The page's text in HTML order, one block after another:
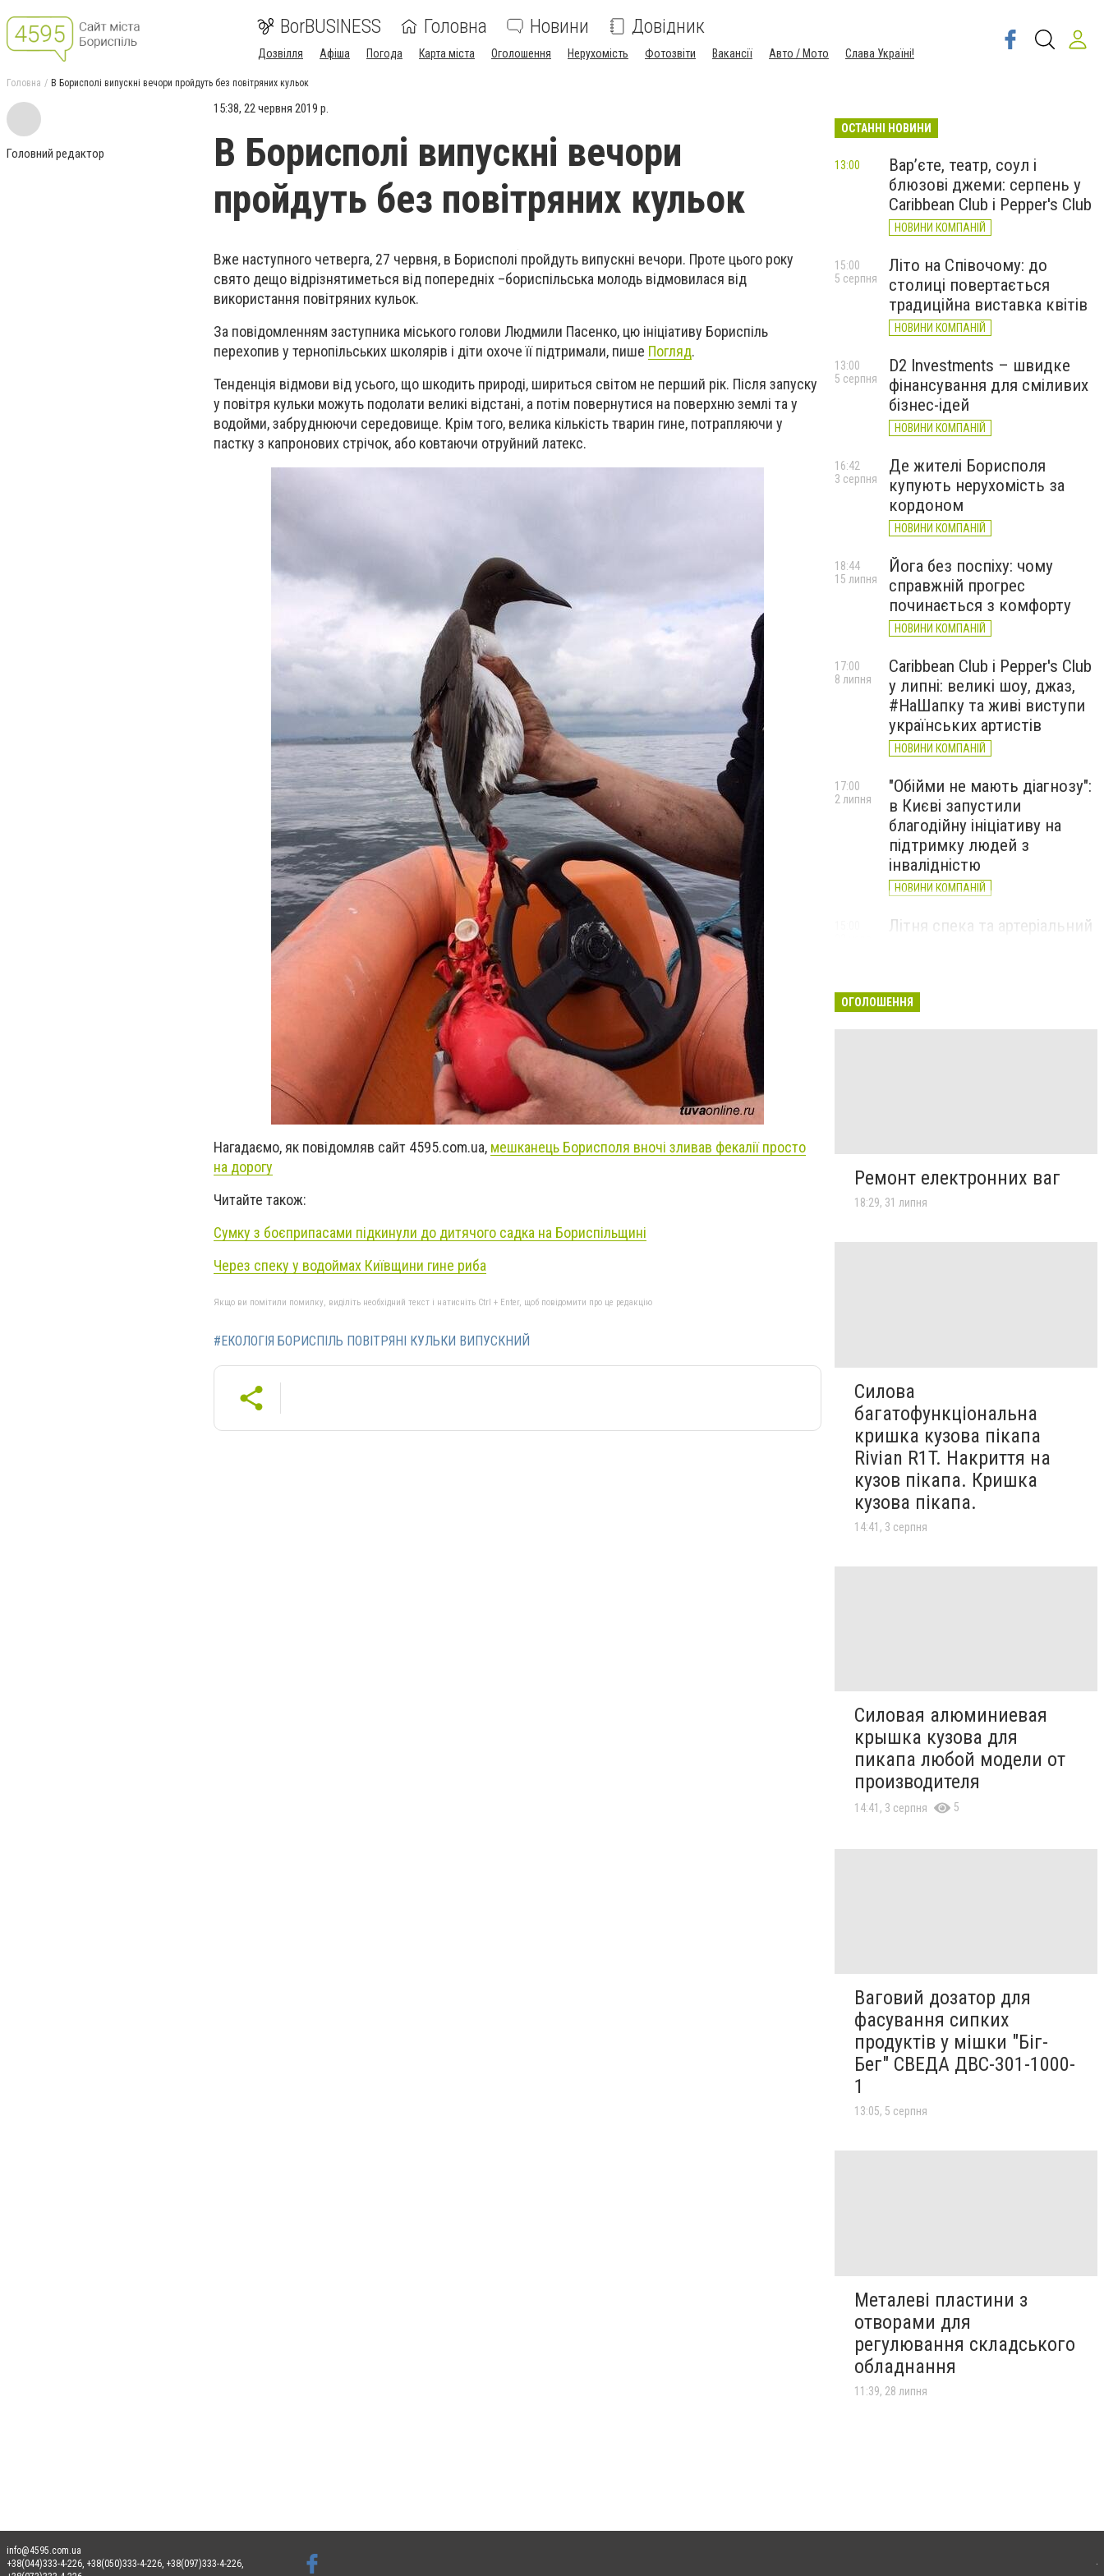
BorBUSINESS Головна Новини Довідник
Дозвілля Афіша Погода Карта міста Оголошення Нерухомість Фотозвіти Вакансії Авто / Мото Слава Україні!
Головна В Борисполі випускні вечори пройдуть без повітряних кульок
Головний редактор
15:38, 22 червня 2019 р.
В Борисполі випускні вечори
пройдуть без повітряних кульок
Вже наступного четверга, 27 червня, в Борисполі пройдуть випускні вечори. Проте цього року
свято дещо відрізнятиметься від попередніх –бориспільська молодь відмовилася від
використання повітряних кульок.
За повідомленням заступника міського голови Людмили Пасенко, цю ініціативу Бориспіль
перехопив у тернопільських школярів і діти охоче її підтримали, пише Погляд.
Тенденція відмови від усього, що шкодить природі, шириться світом не перший рік. Після запуску
у повітря кульки можуть подолати великі відстані, а потім повернутися на поверхню землі та у
водойми, забруднюючи середовище. Крім того, велика кількість тварин гине, потрапляючи у
пастку з капронових стрічок, або ковтаючи отруйний латекс.
Нагадаємо, як повідомляв сайт 4595.com.ua, мешканець Борисполя вночі зливав фекалії просто
на дорогу
Читайте також:
Сумку з боєприпасами підкинули до дитячого садка на Бориспільщині
Через спеку у водоймах Київщини гине риба
Якщо ви помітили помилку, виділіть необхідний текст і натисніть Ctrl + Enter, щоб повідомити про це редакцію
#ЕКОЛОГІЯ БОРИСПІЛЬ ПОВІТРЯНІ КУЛЬКИ ВИПУСКНИЙ
ОСТАННІ НОВИНИ
Вар’єте, театр, соул і
блюзові джеми: серпень у
Caribbean Club і Pepper's Club
НОВИНИ КОМПАНІЙ
13:00
Літо на Співочому: до
столиці повертається
традиційна виставка квітів
НОВИНИ КОМПАНІЙ
15:00
5 серпня
D2 Investments – швидке
фінансування для сміливих
бізнес-ідей
НОВИНИ КОМПАНІЙ
13:00
5 серпня
Де жителі Борисполя
купують нерухомість за
кордоном
НОВИНИ КОМПАНІЙ
16:42
3 серпня
Йога без поспіху: чому
справжній прогрес
починається з комфорту
НОВИНИ КОМПАНІЙ
18:44
15 липня
Caribbean Club і Pepper's Club
у липні: великі шоу, джаз,
#НаШапку та живі виступи
українських артистів
НОВИНИ КОМПАНІЙ
17:00
8 липня
"Обійми не мають діагнозу":
в Києві запустили
благодійну ініціативу на
підтримку людей з
інвалідністю
НОВИНИ КОМПАНІЙ
17:00
2 липня
Літня спека та артеріальний
ОГОЛОШЕННЯ
Ремонт електронних ваг
18:29, 31 липня
Силова
багатофункціональна
кришка кузова пікапа
Rivian R1T. Накриття на
кузов пікапа. Кришка
кузова пікапа.
14:41, 3 серпня
Силовая алюминиевая
крышка кузова для
пикапа любой модели от
производителя
14:41, 3 серпня 5
Ваговий дозатор для
фасування сипких
продуктів у мішки "Біг-
Бег" СВЕДА ДВС-301-1000-
1
13:05, 5 серпня
Металеві пластини з
отворами для
регулювання складського
обладнання
11:39, 28 липня
info@4595.com.ua
+38(044)333-4-226, +38(050)333-4-226, +38(097)333-4-226,